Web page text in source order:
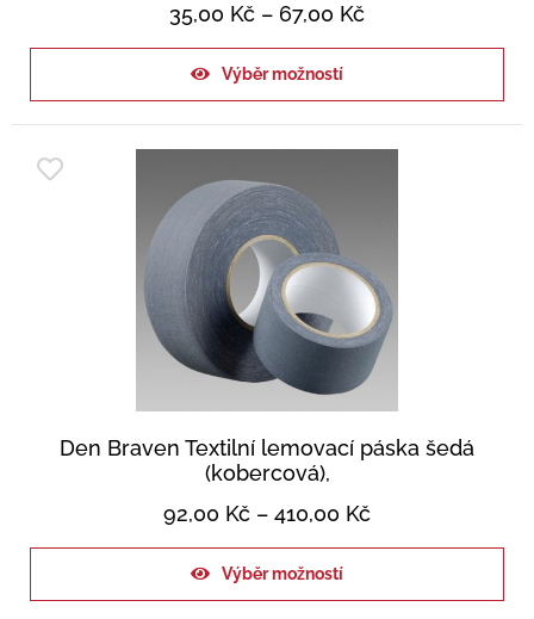
35,00 Kč – 67,00 Kč
Výběr možností
Den Braven Textilní lemovací páska šedá
(kobercová),
92,00 Kč – 410,00 Kč
Výběr možností